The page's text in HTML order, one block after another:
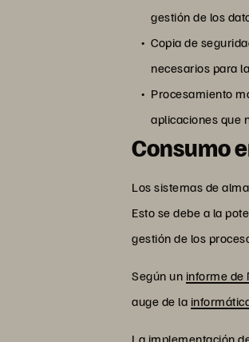
gestión de los
Copia de
necesarios para
Procesamiento
aplicaciones que
Consumo
Los sistemas de
Esto se debe a la
gestión de los
Según un informe de
auge de la
La implementación